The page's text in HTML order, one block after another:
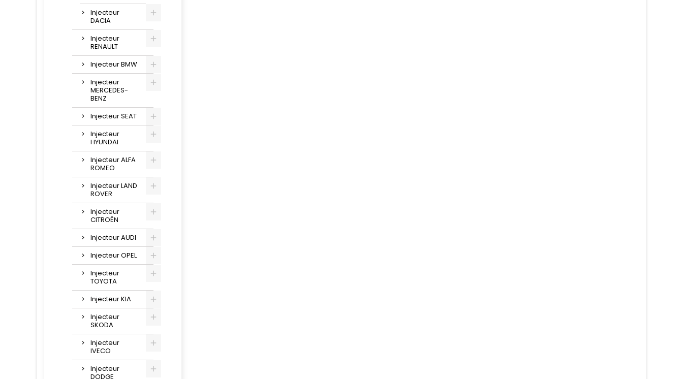
Injecteur
DACIA
Injecteur
RENAULT
Injecteur BMW
Injecteur
MERCEDES-
BENZ
Injecteur SEAT
Injecteur
HYUNDAI
Injecteur ALFA
ROMEO
Injecteur LAND
ROVER
Injecteur
CITROËN
Injecteur AUDI
Injecteur OPEL
Injecteur
TOYOTA
Injecteur KIA
Injecteur
SKODA
Injecteur
IVECO
Injecteur
DODGE